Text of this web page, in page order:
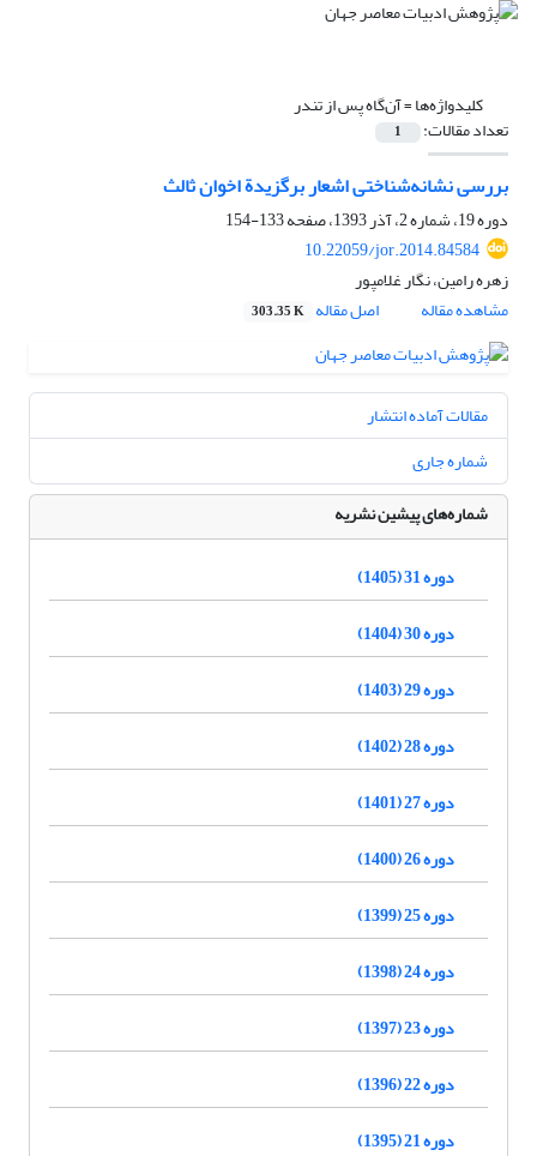
کلیدواژه‌ها =آن‌گاه پس از تندر
تعداد مقالات: 1
بررسی نشانه‌شناختی اشعار برگزیدة‌ اخوان ثالث
دوره 19، شماره 2، آذر 1393، صفحه
133-154
10.22059/jor.2014.84584
زهره رامین، نگار غلامپور
مشاهده مقاله
اصل مقاله 303.35 K
مقالات آماده انتشار
شماره جاری
شماره‌های پیشین نشریه
دوره 31 (1405)
دوره 30 (1404)
دوره 29 (1403)
دوره 28 (1402)
دوره 27 (1401)
دوره 26 (1400)
دوره 25 (1399)
دوره 24 (1398)
دوره 23 (1397)
دوره 22 (1396)
دوره 21 (1395)